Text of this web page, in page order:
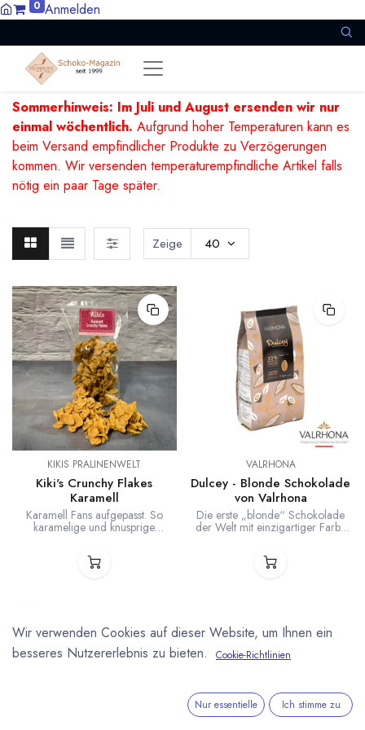
0 Anmelden
Sommerhinweis: Im Juli und August ersenden wir nur
einmal wöchentlich. Aufgrund hoher Temperaturen kann es
beim Versand empfindlicher Produkte zu Verzögerungen
kommen. Wir versenden temperaturempfindliche Artikel falls
nötig ein paar Tage später.
Zeige 40
KIKIS PRALINENWELT
Kiki's Crunchy Flakes
Karamell
Karamell Fans aufgepasst. So
karamelige und knusprige
Crunchy Flakes habt ihr noch nicht
Crunchys verwenden wir die
Torten und für das leckere
Frühstücksmüsli.
VALRHONA
Dulcey - Blonde Schokolade
von Valrhona
Die erste „blonde“ Schokolade
der Welt mit einzigartiger Farbe
und einzigartigem Geschmack.
Wir verwenden Cookies auf dieser Website, um Ihnen ein
besseres Nutzererlebnis zu bieten.
Cookie-Richtlinien
Nur essentielle Ich stimme zu